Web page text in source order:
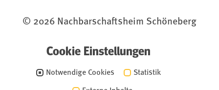
© 2026 Nachbarschaftsheim Schöneberg
Cookie Einstellungen
Notwendige Cookies Statistik